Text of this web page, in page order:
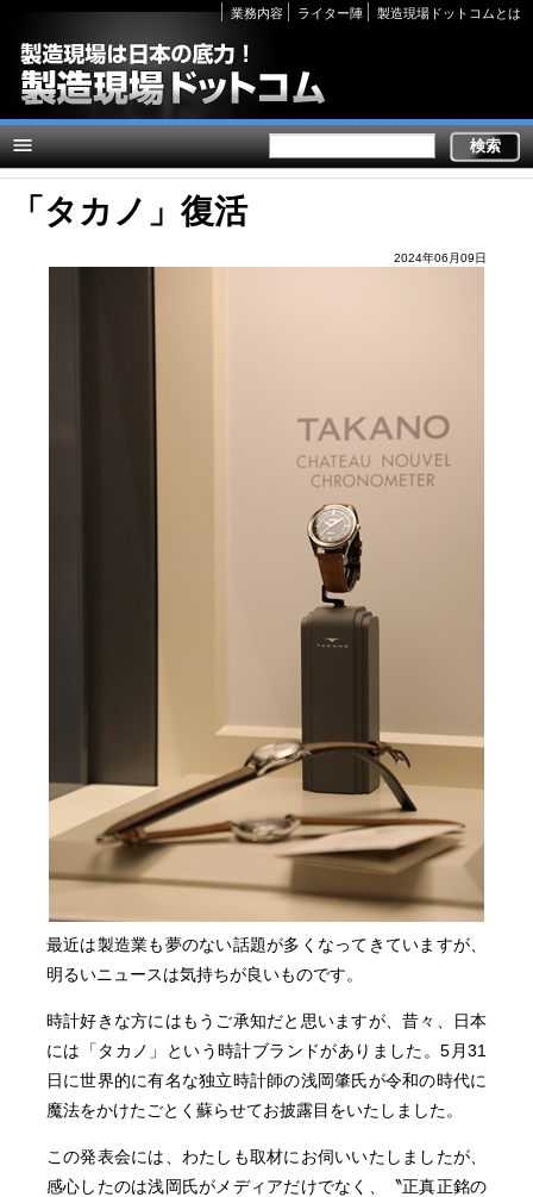
Secondary
links
業務内容 ライター陣 製造現場ドットコムとは
「タカノ」復活
2024年06月09日
最近は製造業も夢のない話題が多くなってきていますが、
明るいニュースは気持ちが良いものです。
時計好きな方にはもうご承知だと思いますが、昔々、日本
には「タカノ」という時計ブランドがありました。5月31
日に世界的に有名な独立時計師の浅岡肇氏が令和の時代に
魔法をかけたごとく蘇らせてお披露目をいたしました。
この発表会には、わたしも取材にお伺いいたしましたが、
感心したのは浅岡氏がメディアだけでなく、〝正真正銘の